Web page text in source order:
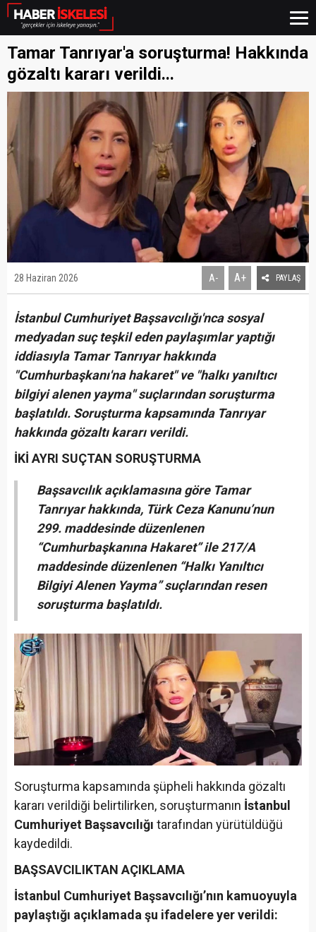
Tamar Tanrıyar'a soruşturma! Hakkında
gözaltı kararı verildi...
28 Haziran 2026 A- A+ PAYLAŞ
İstanbul Cumhuriyet Başsavcılığı'nca sosyal
medyadan suç teşkil eden paylaşımlar yaptığı
iddiasıyla Tamar Tanrıyar hakkında
"Cumhurbaşkanı'na hakaret" ve "halkı yanıltıcı
bilgiyi alenen yayma" suçlarından soruşturma
başlatıldı. Soruşturma kapsamında Tanrıyar
hakkında gözaltı kararı verildi.
İKİ AYRI SUÇTAN SORUŞTURMA
Başsavcılık açıklamasına göre Tamar
Tanrıyar hakkında, Türk Ceza Kanunu’nun
299. maddesinde düzenlenen
“Cumhurbaşkanına Hakaret” ile 217/A
maddesinde düzenlenen “Halkı Yanıltıcı
Bilgiyi Alenen Yayma” suçlarından resen
soruşturma başlatıldı.
Soruşturma kapsamında şüpheli hakkında gözaltı
kararı verildiği belirtilirken, soruşturmanın İstanbul
Cumhuriyet Başsavcılığı tarafından yürütüldüğü
kaydedildi.
BAŞSAVCILIKTAN AÇIKLAMA
İstanbul Cumhuriyet Başsavcılığı’nın kamuoyuyla
paylaştığı açıklamada şu ifadelere yer verildi: